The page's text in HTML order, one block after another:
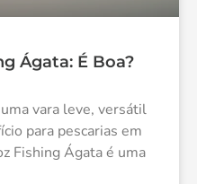
Ágata: É Boa?
vara leve, versátil
para pescarias em
Fishing Ágata é uma